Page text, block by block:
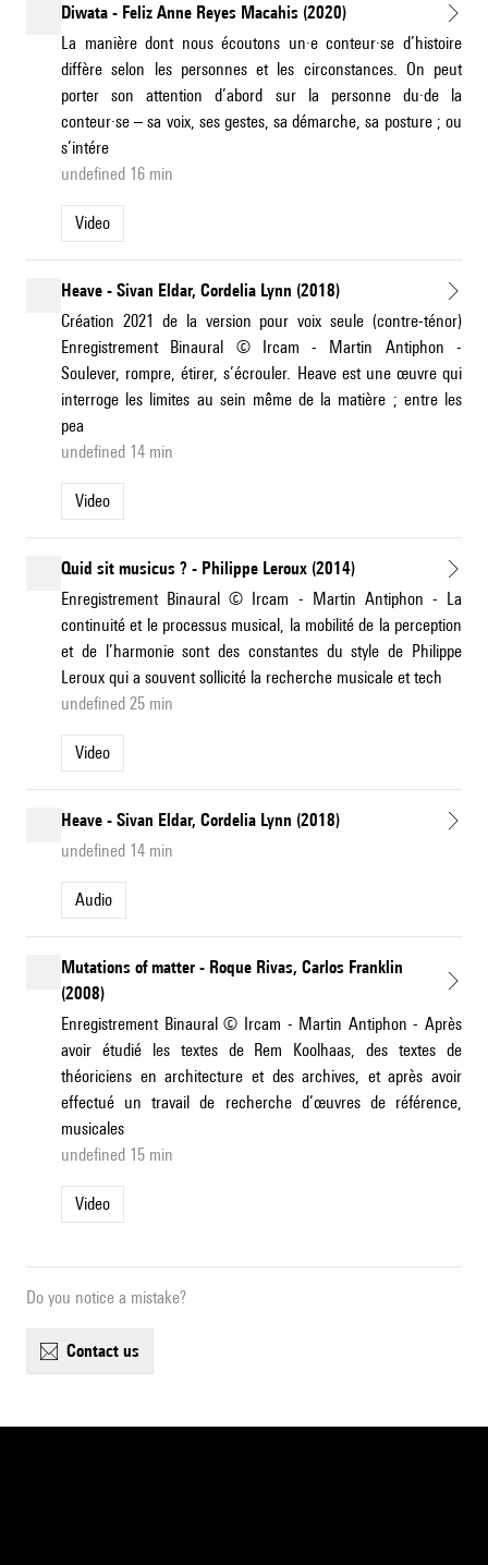
Diwata - Feliz Anne Reyes Macahis (2020)
La manière dont nous écoutons un·e conteur·se d’histoire
diffère selon les personnes et les circonstances. On peut
porter son attention d’abord sur la personne du·de la
conteur·se – sa voix, ses gestes, sa démarche, sa posture ; ou
s’intére
undefined 16 min
Video
Heave - Sivan Eldar, Cordelia Lynn (2018)
Création 2021 de la version pour voix seule (contre-ténor)
Enregistrement Binaural © Ircam - Martin Antiphon -
Soulever, rompre, étirer, s’écrouler. Heave est une œuvre qui
interroge les limites au sein même de la matière ; entre les
pea
undefined 14 min
Video
Quid sit musicus ? - Philippe Leroux (2014)
Enregistrement Binaural © Ircam - Martin Antiphon - La
continuité et le processus musical, la mobilité de la perception
et de l’harmonie sont des constantes du style de Philippe
Leroux qui a souvent sollicité la recherche musicale et tech
undefined 25 min
Video
Heave - Sivan Eldar, Cordelia Lynn (2018)
undefined 14 min
Audio
Mutations of matter - Roque Rivas, Carlos Franklin
(2008)
Enregistrement Binaural © Ircam - Martin Antiphon - Après
avoir étudié les textes de Rem Koolhaas, des textes de
théoriciens en architecture et des archives, et après avoir
effectué un travail de recherche d’œuvres de référence,
musicales
undefined 15 min
Video
Do you notice a mistake?
contact us